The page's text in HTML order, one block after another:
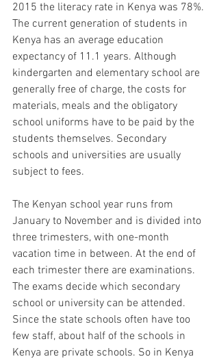
2015 the literacy rate in Kenya was 78%.
The current generation of students in
Kenya has an average education
expectancy of 11.1 years. Although
kindergarten and elementary school are
generally free of charge, the costs for
materials, meals and the obligatory
school uniforms have to be paid by the
students themselves. Secondary
schools and universities are usually
subject to fees.
The Kenyan school year runs from
January to November and is divided into
three trimesters, with one-month
vacation time in between. At the end of
each trimester there are examinations.
The exams decide which secondary
school or university can be attended.
Since the state schools often have too
few staff, about half of the schools in
Kenya are private schools. So in Kenya